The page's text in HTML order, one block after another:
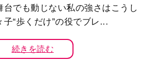
台でも動じない私の強さはこうし
“歩くだけ”の役でブレ...
続きを読む